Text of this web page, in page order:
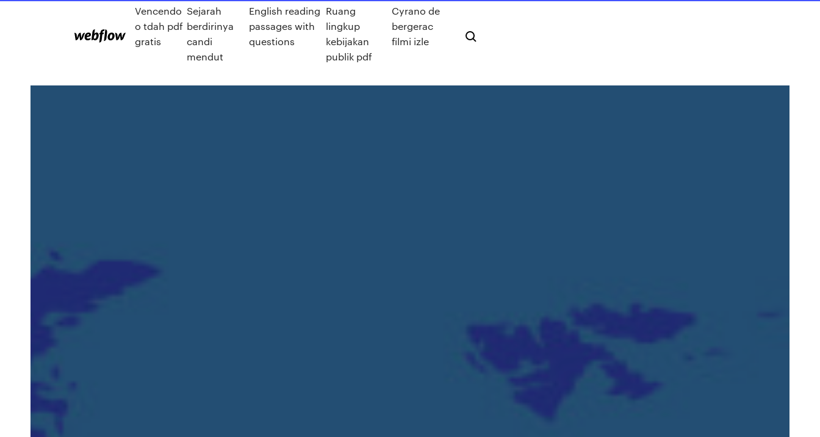
Vencendo
o tdah pdf
gratis
Sejarah
berdirinya
candi
mendut
English reading
passages with
questions
Ruang
lingkup
kebijakan
publik pdf
Cyrano de
bergerac
filmi izle